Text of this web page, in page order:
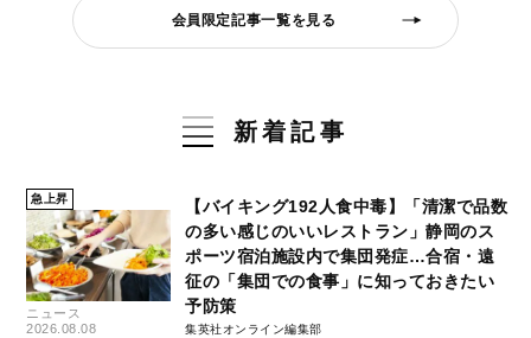
会員限定記事一覧を見る
新着記事
急上昇
ニュース
2026.08.08
【バイキング192人食中毒】「清潔で品数
の多い感じのいいレストラン」静岡のス
ポーツ宿泊施設内で集団発症…合宿・遠
征の「集団での食事」に知っておきたい
予防策
集英社オンライン編集部